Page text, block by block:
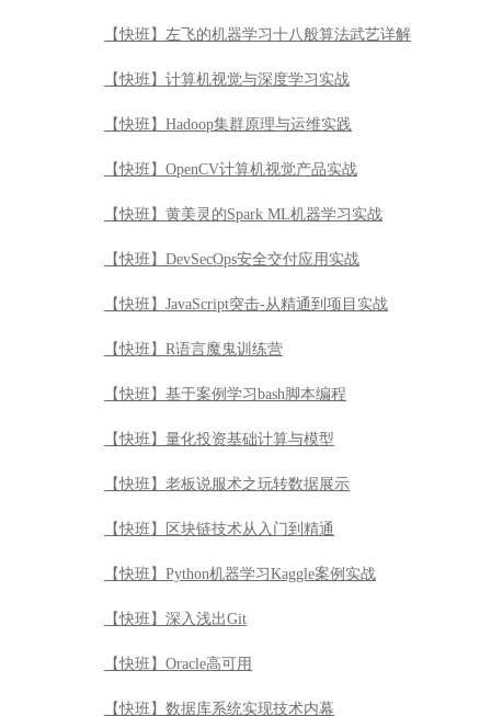
【快班】左飞的机器学习十八般算法武艺详解
【快班】计算机视觉与深度学习实战
【快班】Hadoop集群原理与运维实践
【快班】OpenCV计算机视觉产品实战
【快班】黄美灵的Spark ML机器学习实战
【快班】DevSecOps安全交付应用实战
【快班】JavaScript突击-从精通到项目实战
【快班】R语言魔鬼训练营
【快班】基于案例学习bash脚本编程
【快班】量化投资基础计算与模型
【快班】老板说服术之玩转数据展示
【快班】区块链技术从入门到精通
【快班】Python机器学习Kaggle案例实战
【快班】深入浅出Git
【快班】Oracle高可用
【快班】数据库系统实现技术内幕